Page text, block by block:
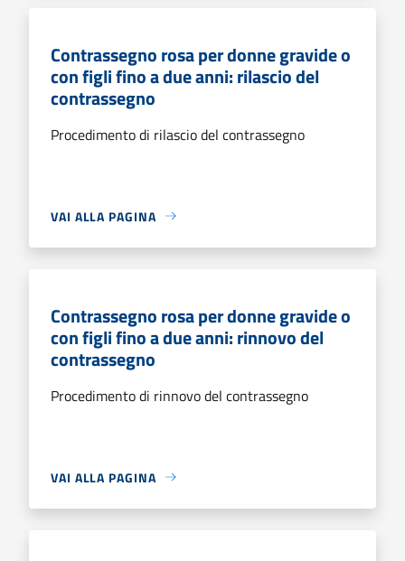
Contrassegno rosa per donne gravide o
con figli fino a due anni: rilascio del
contrassegno
Procedimento di rilascio del contrassegno
VAI ALLA PAGINA
Contrassegno rosa per donne gravide o
con figli fino a due anni: rinnovo del
contrassegno
Procedimento di rinnovo del contrassegno
VAI ALLA PAGINA